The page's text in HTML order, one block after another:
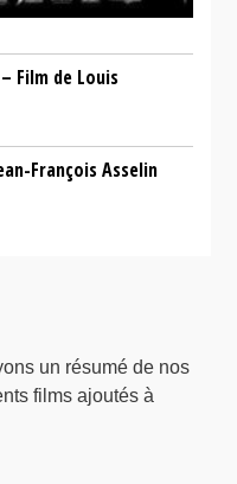
Film de Louis
François Asselin
un résumé de nos
films ajoutés à